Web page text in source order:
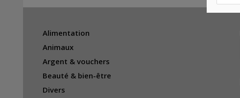
Alimentation
Animaux
Argent & vouchers
Beauté & bien-être
Divers